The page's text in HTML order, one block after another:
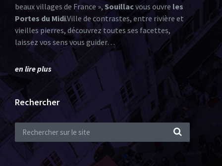
beaux villages de France », Souillacvous ouvre les
Portes du Midi.Ville de contrastes, entre rivière et
vieilles pierres, découvrez toutes ses facettes,
laissez vos sens vous guider…
en lire plus
Rechercher